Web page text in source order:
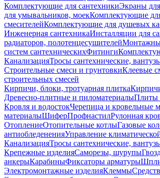
Комплектующие для сантехникиЭкраны
для умывальников, моекКомплектующие
смесителейКомплектующие для душевых
Инженерная сантехникаИнсталляции для
радиаторов, полотенцесушителей
систем сантехническихФитинги
КанализацияТросы сантехнические,
Строительные смеси и грунтовкиКлеевые
строительных смесей
Кирпичи, блоки, тротуарная плитка
Древесно-плитные и пиломатериалыПлиты
Кровля и водостокЧерепица и кровельные
материалыШиферПрофнастилРулонная
ОтоплениеОтопительные котлыГазовые
антиобледененияУправление
КанализацияТросы сантехнические,
Крепежные изделияСаморезы, шурупы
анкерыКарабиныФиксаторы арматуры
Электромонтажные изделияКлеммы